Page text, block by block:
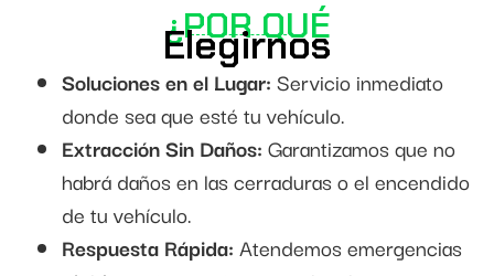
¿POR QUÉ
Elegirnos
Soluciones en el Lugar: Servicio inmediato
donde sea que esté tu vehículo.
Extracción Sin Daños: Garantizamos que no
habrá daños en las cerraduras o el encendido
de tu vehículo.
Respuesta Rápida: Atendemos emergencias